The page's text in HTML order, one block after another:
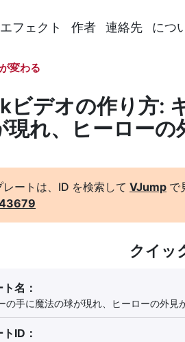
エフェクト 作者 連絡先 につ
変わる
ビデオの作り方:
現れ、ヒーローの
レートは、ID を検索して VJump で
クイッ
名：
の手に魔法の球が現れ、ヒーローの外見
ID：